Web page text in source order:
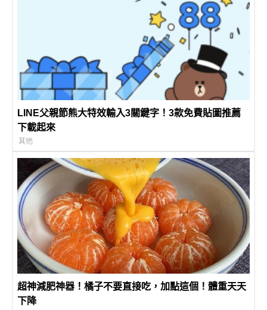
LINE父親節熊大特效輸入3關鍵字！3款免費貼圖推薦
下載起來
其他
超神減肥神器！橘子不要直接吃，加點這個！體重天天
下降